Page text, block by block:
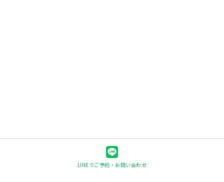
LINEでご予約・お問い合わせ